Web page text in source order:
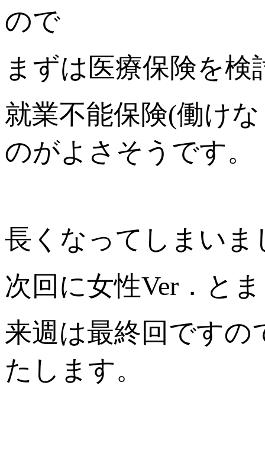
ので
まずは医療保険を
就業不能保険(働け
のがよさそうです。
長くなってしまいま
次回に女性Ver．と
来週は最終回です
たします。